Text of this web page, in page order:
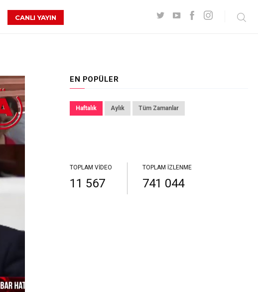
CANLI YAYIN
EN POPÜLER
Haftalık Aylık Tüm Zamanlar
TOPLAM VIDEO
11 567
TOPLAM İZLENME
741 044